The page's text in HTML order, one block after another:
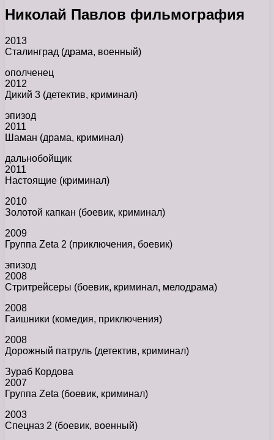
Николай Павлов фильмография
2013
Сталинград (драма, военный)
ополченец
2012
Дикий 3 (детектив, криминал)
эпизод
2011
Шаман (драма, криминал)
дальнобойщик
2011
Настоящие (криминал)
2010
Золотой капкан (боевик, криминал)
2009
Группа Zeta 2 (приключения, боевик)
эпизод
2008
Стритрейсеры (боевик, криминал, мелодрама)
2008
Гаишники (комедия, приключения)
2008
Дорожный патруль (детектив, криминал)
Зураб Кордова
2007
Группа Zeta (боевик, криминал)
2003
Спецназ 2 (боевик, военный)